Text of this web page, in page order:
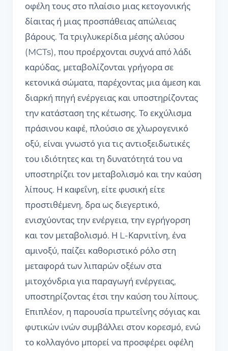
οφέλη τους στο πλαίσιο μιας κετογονικής
δίαιτας ή μιας προσπάθειας απώλειας
βάρους. Τα τριγλυκερίδια μέσης αλύσου
(MCTs), που προέρχονται συχνά από λάδι
καρύδας, μεταβολίζονται γρήγορα σε
κετονικά σώματα, παρέχοντας μια άμεση και
διαρκή πηγή ενέργειας και υποστηρίζοντας
την κατάσταση της κέτωσης. Το εκχύλισμα
πράσινου καφέ, πλούσιο σε χλωρογενικό
οξύ, είναι γνωστό για τις αντιοξειδωτικές
του ιδιότητες και τη δυνατότητά του να
υποστηρίζει τον μεταβολισμό και την καύση
λίπους. Η καφεΐνη, είτε φυσική είτε
προστιθέμενη, δρα ως διεγερτικό,
ενισχύοντας την ενέργεια, την εγρήγορση
και τον μεταβολισμό. Η L-Καρνιτίνη, ένα
αμινοξύ, παίζει καθοριστικό ρόλο στη
μεταφορά των λιπαρών οξέων στα
μιτοχόνδρια για παραγωγή ενέργειας,
υποστηρίζοντας έτσι την καύση του λίπους.
Επιπλέον, η παρουσία πρωτεΐνης σόγιας και
φυτικών ινών συμβάλλει στον κορεσμό, ενώ
το κολλαγόνο μπορεί να προσφέρει οφέλη